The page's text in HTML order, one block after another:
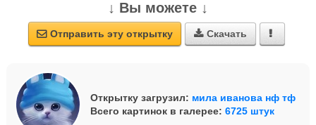
↓ Вы можете ↓
 Отправить эту открытку  Скачать 
Открытку загрузил: мила иванова нф тф
Всего картинок в галерее: 6725 штук